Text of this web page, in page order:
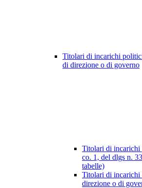
Titolari di incarichi
di direzione o di governo
Titolari di
co. 1, del dlgs n.
tabelle)
Titolari di incarichi
direzione o di